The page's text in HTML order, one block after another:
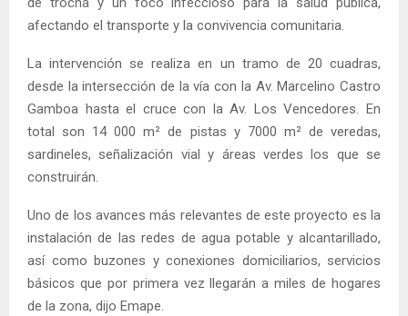
afectando el transporte y la convivencia comunitaria.
La intervención se realiza en un tramo de 20 cuadras,
desde la intersección de la vía con la Av. Marcelino Castro
Gamboa hasta el cruce con la Av. Los Vencedores. En
total son 14 000 m² de pistas y 7000 m² de veredas,
sardineles, señalización vial y áreas verdes los que se
construirán.
Uno de los avances más relevantes de este proyecto es la
instalación de las redes de agua potable y alcantarillado,
así como buzones y conexiones domiciliarios, servicios
básicos que por primera vez llegarán a miles de hogares
de la zona, dijo Emape.